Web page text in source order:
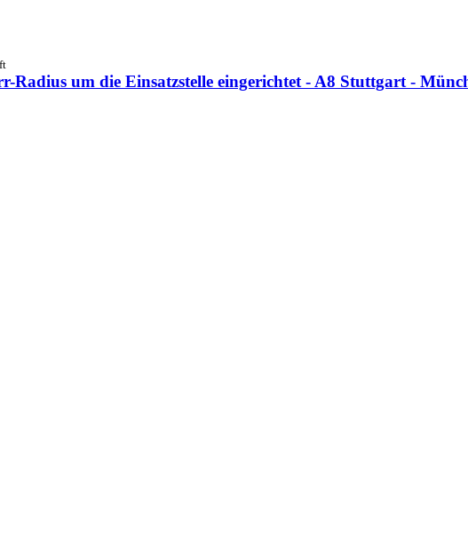
um die Einsatzstelle eingerichtet - A8 Stuttgart -